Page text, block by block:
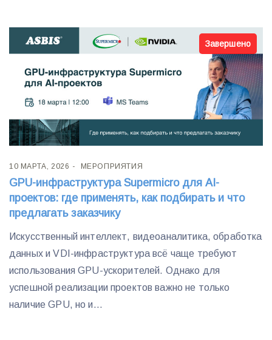
Завершено
10 МАРТА, 2026 МЕРОПРИЯТИЯ
GPU-инфраструктура Supermicro для AI-
проектов: где применять, как подбирать и что
предлагать заказчику
Искусственный интеллект, видеоаналитика, обработка
данных и VDI-инфраструктура всё чаще требуют
использования GPU-ускорителей. Однако для
успешной реализации проектов важно не только
наличие GPU, но и...